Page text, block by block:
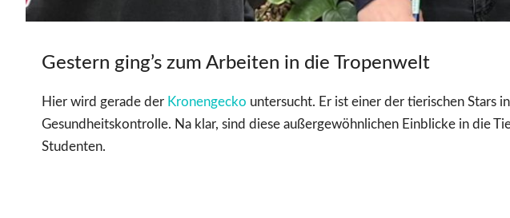
Gestern ging’s zum Arbeiten in die Tropenwelt
Hier wird gerade der Kronengecko untersucht. Er ist einer der tierischen Stars
Gesundheitskontrolle. Na klar, sind diese außergewöhnlichen Einblicke in die
Studenten.